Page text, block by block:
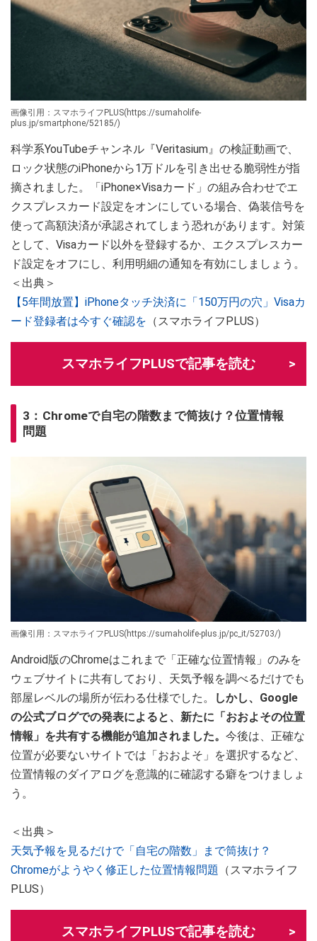
画像引用：スマホライフPLUS(https://sumaholife-
plus.jp/smartphone/52185/)
科学系YouTubeチャンネル『Veritasium』の検証動画で、
ロック状態のiPhoneから1万ドルを引き出せる脆弱性が指
摘されました。「iPhone×Visaカード」の組み合わせでエ
クスプレスカード設定をオンにしている場合、偽装信号を
使って高額決済が承認されてしまう恐れがあります。対策
として、Visaカード以外を登録するか、エクスプレスカー
ド設定をオフにし、利用明細の通知を有効にしましょう。
＜出典＞
【5年間放置】iPhoneタッチ決済に「150万円の穴」Visaカ
ード登録者は今すぐ確認を （スマホライフPLUS）
スマホライフPLUSで記事を読む
3：Chromeで自宅の階数まで筒抜け？位置情報
問題
画像引用：スマホライフPLUS(https://sumaholife-plus.jp/pc_it/52703/)
Android版のChromeはこれまで「正確な位置情報」のみを
ウェブサイトに共有しており、天気予報を調べるだけでも
部屋レベルの場所が伝わる仕様でした。
しかし、Google
の公式ブログでの発表によると、新たに「おおよその位置
情報」を共有する機能が追加されました。 今後は、正確な
位置が必要ないサイトでは「おおよそ」を選択するなど、
位置情報のダイアログを意識的に確認する癖をつけましょ
う。
＜出典＞
天気予報を見るだけで「自宅の階数」まで筒抜け？
Chromeがようやく修正した位置情報問題 （スマホライフ
PLUS）
スマホライフPLUSで記事を読む